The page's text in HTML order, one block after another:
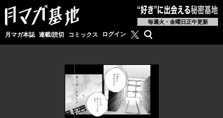
毎週火・金曜日正午更新
月マガ本誌 連載/読切 コミックス ログイン 月マガ基地公式X
検索